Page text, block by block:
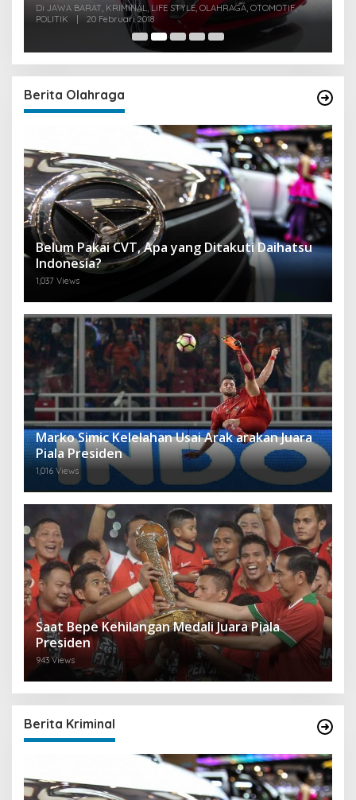
Di JAWA BARAT, KRIMINAL, LIFE STYLE, OLAHRAGA, OTOMOTIF,
POLITIK
| 20 Februari 2018
Berita Olahraga
Belum Pakai CVT, Apa yang Ditakuti Daihatsu
Indonesia?
1,037 Views
Marko Simic Kelelahan Usai Arak arakan Juara
Piala Presiden
1,016 Views
Saat Bepe Kehilangan Medali Juara Piala
Presiden
943 Views
Berita Kriminal